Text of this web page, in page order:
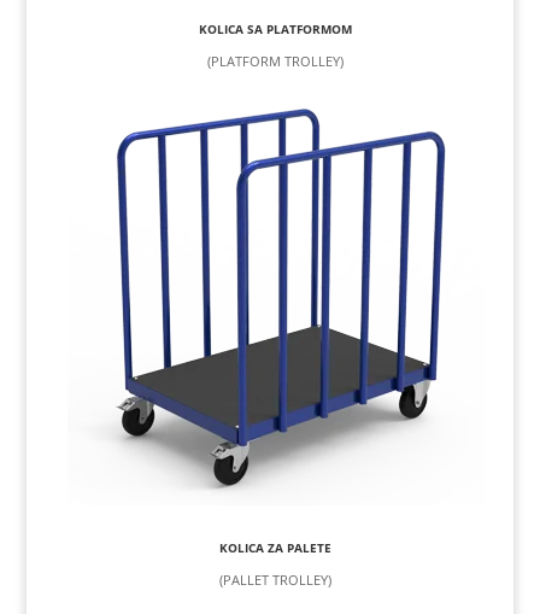
KOLICA SA PLATFORMOM
(PLATFORM TROLLEY)
KOLICA ZA PALETE
(PALLET TROLLEY)